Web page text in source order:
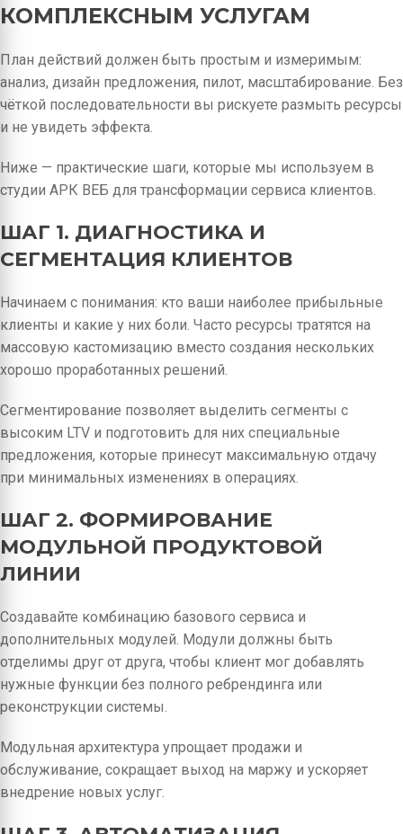
КОМПЛЕКСНЫМ УСЛУГАМ
План действий должен быть простым и измеримым:
анализ, дизайн предложения, пилот, масштабирование. Без
чёткой последовательности вы рискуете размыть ресурсы
и не увидеть эффекта.
Ниже — практические шаги, которые мы используем в
студии АРК ВЕБ для трансформации сервиса клиентов.
ШАГ 1. ДИАГНОСТИКА И
СЕГМЕНТАЦИЯ КЛИЕНТОВ
Начинаем с понимания: кто ваши наиболее прибыльные
клиенты и какие у них боли. Часто ресурсы тратятся на
массовую кастомизацию вместо создания нескольких
хорошо проработанных решений.
Сегментирование позволяет выделить сегменты с
высоким LTV и подготовить для них специальные
предложения, которые принесут максимальную отдачу
при минимальных изменениях в операциях.
ШАГ 2. ФОРМИРОВАНИЕ
МОДУЛЬНОЙ ПРОДУКТОВОЙ
ЛИНИИ
Создавайте комбинацию базового сервиса и
дополнительных модулей. Модули должны быть
отделимы друг от друга, чтобы клиент мог добавлять
нужные функции без полного ребрендинга или
реконструкции системы.
Модульная архитектура упрощает продажи и
обслуживание, сокращает выход на маржу и ускоряет
внедрение новых услуг.